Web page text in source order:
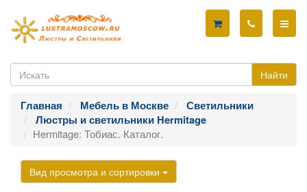
Найти
Главная Мебель в Москве
Светильники
Люстры и светильники Hermitage
Hermitage: Тобиас. Каталог.
Вид просмотра и сортировки